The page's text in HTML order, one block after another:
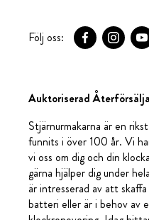
Följ oss:
Auktoriserad
Stjärnurmakarna är en
funnits i över 100 år. Vi
vi oss om dig och din
gärna hjälper dig under
är intresserad av att
batteri eller är i behov av